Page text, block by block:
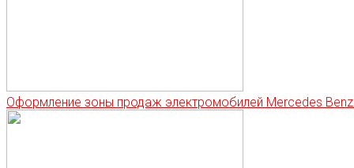
Оформление зоны продаж электромобилей Mercedes Benz